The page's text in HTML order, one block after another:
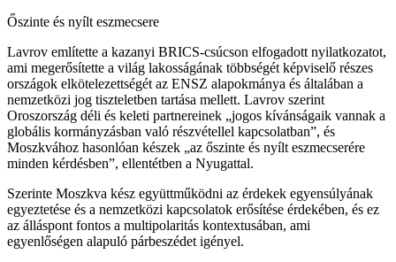
Őszinte és nyílt eszmecsere
Lavrov említette a kazanyi BRICS-csúcson elfogadott nyilatkozatot,
ami megerősítette a világ lakosságának többségét képviselő részes
országok elkötelezettségét az ENSZ alapokmánya és általában a
nemzetközi jog tiszteletben tartása mellett. Lavrov szerint
Oroszország déli és keleti partnereinek „jogos kívánságaik vannak a
globális kormányzásban való részvétellel kapcsolatban”, és
Moszkvához hasonlóan készek „az őszinte és nyílt eszmecserére
minden kérdésben”, ellentétben a Nyugattal.
Szerinte Moszkva kész együttműködni az érdekek egyensúlyának
egyeztetése és a nemzetközi kapcsolatok erősítése érdekében, és ez
az álláspont fontos a multipolaritás kontextusában, ami
egyenlőségen alapuló párbeszédet igényel.